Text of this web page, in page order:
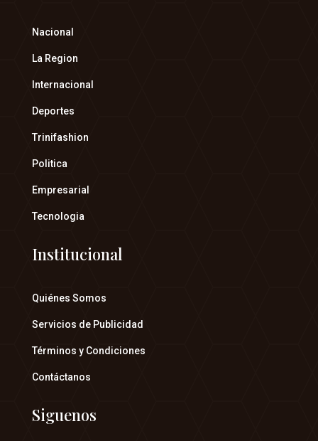
Nacional
La Region
Internacional
Deportes
Trinifashion
Politica
Empresarial
Tecnologia
Institucional
Quiénes Somos
Servicios de Publicidad
Términos y Condiciones
Contáctanos
Siguenos